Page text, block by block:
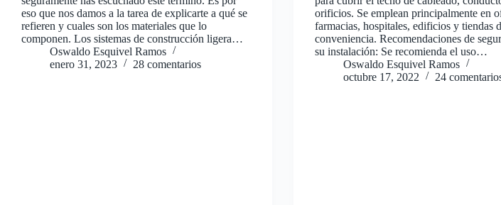
eso que nos damos a la tarea de explicarte a qué se
refieren y cuales son los materiales que lo
componen. Los sistemas de construcción ligera…
Oswaldo Esquivel Ramos
enero 31, 2023
28 comentarios
orificios. Se emplean principalmente en
farmacias, hospitales, edificios y tiendas
conveniencia. Recomendaciones de
su instalación: Se recomienda el uso…
Oswaldo Esquivel Ramos
octubre 17, 2022
24